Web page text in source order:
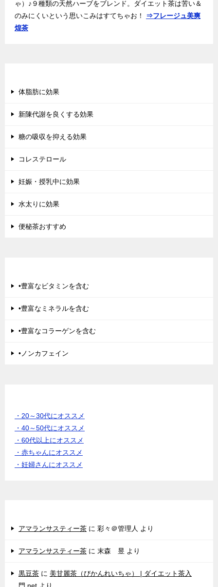
ゃ）♪９種類の天然ハーブをブレンド。ダイエット茶は苦い＆
のみにくいという思いこみはすてちゃお！ ⇒フレージュ美爽
煌茶
体脂肪に効果
新陳代謝を良くする効果
糖の吸収を抑える効果
コレステロール
妊娠・授乳中に効果
水太りに効果
便秘茶おすすめ
•豊富なビタミンを含む
•豊富なミネラルを含む
•豊富なコラーゲンを含む
•ノンカフェイン
・20～30代にオススメ
・40～50代にオススメ
・60代以上にオススメ
・赤ちゃんにオススメ
・妊婦さんにオススメ
アマランサスティー茶 に 彩々＠管理人 より
アマランサスティー茶 に 末森 昱 より
黒豆茶 に 美甘麗茶（びかんれいちゃ） | ダイエット茶入